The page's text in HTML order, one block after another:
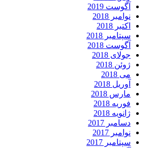
آگوست 2019
نوامبر 2018
اکتبر 2018
سپتامبر 2018
آگوست 2018
جولای 2018
ژوئن 2018
می 2018
آوریل 2018
مارس 2018
فوریه 2018
ژانویه 2018
دسامبر 2017
نوامبر 2017
سپتامبر 2017